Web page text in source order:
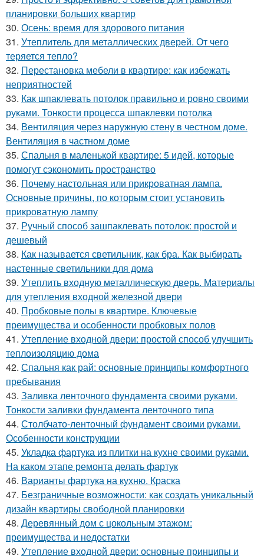
планировки больших квартир
30. Осень: время для здорового питания
31. Утеплитель для металлических дверей. От чего
теряется тепло?
32. Перестановка мебели в квартире: как избежать
неприятностей
33. Как шпаклевать потолок правильно и ровно своими
руками. Тонкости процесса шпаклевки потолка
34. Вентиляция через наружную стену в честном доме.
Вентиляция в частном доме
35. Спальня в маленькой квартире: 5 идей, которые
помогут сэкономить пространство
36. Почему настольная или прикроватная лампа.
Основные причины, по которым стоит установить
прикроватную лампу
37. Ручный способ зашпаклевать потолок: простой и
дешевый
38. Как называется светильник, как бра. Как выбирать
настенные светильники для дома
39. Утеплить входную металлическую дверь. Материалы
для утепления входной железной двери
40. Пробковые полы в квартире. Ключевые
преимущества и особенности пробковых полов
41. Утепление входной двери: простой способ улучшить
теплоизоляцию дома
42. Спальня как рай: основные принципы комфортного
пребывания
43. Заливка ленточного фундамента своими руками.
Тонкости заливки фундамента ленточного типа
44. Столбчато-ленточный фундамент своими руками.
Особенности конструкции
45. Укладка фартука из плитки на кухне своими руками.
На каком этапе ремонта делать фартук
46. Варианты фартука на кухню. Краска
47. Безграничные возможности: как создать уникальный
дизайн квартиры свободной планировки
48. Деревянный дом с цокольным этажом:
преимущества и недостатки
49. Утепление входной двери: основные принципы и